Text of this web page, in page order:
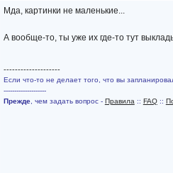
Мда, картинки не маленькие...
А вообще-то, ты уже их где-то тут
--------------------
Если что-то не делает того, что вы
--------------------
Прежде, чем задать вопрос - Правила :: FAQ::